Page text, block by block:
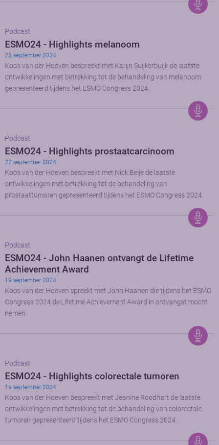
Podcast
ESMO24 - Highlights melanoom
23 september 2024
Koos van der Hoeven bespreekt met Karijn Suijkerbuijk de laatste
ontwikkelingen met betrekking tot de behandeling van melanoom
gepresenteerd tijdens het ESMO Congress 2024.
Podcast
ESMO24 - Highlights prostaatcarcinoom
22 september 2024
Koos van der Hoeven bespreekt met Nick Beije de laatste
ontwikkelingen met betrekking tot de behandeling van
prostaattumoren gepresenteerd tijdens het ESMO Congress 2024.
Podcast
ESMO24 - John Haanen ontvangt de Lifetime
Achievement Award
19 september 2024
Koos van der Hoeven spreekt met John Haanen die tijdens het ESMO
Congress 2024 de Lifetime Achievement Award in ontvangst mocht
nemen.
Podcast
ESMO24 - Highlights colorectale tumoren
19 september 2024
Koos van der Hoeven bespreekt met Jeanine Roodhart de laatste
ontwikkelingen met betrekking tot de behandeling van colorectale
tumoren gepresenteerd tijdens het ESMO Congress 2024.